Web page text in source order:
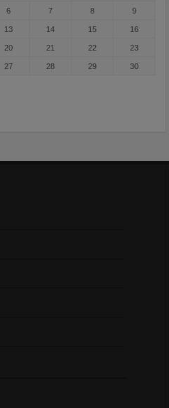
6 7 8 9
13 14 15 16
20 21 22 23
27 28 29 30